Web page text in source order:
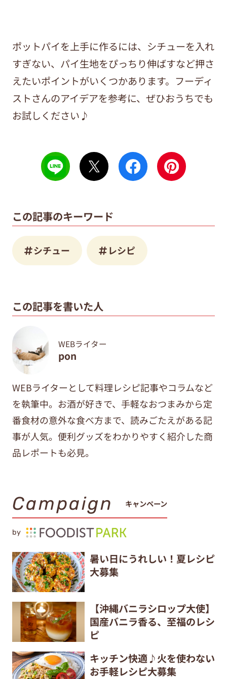
ポットパイを上手に作るには、シチューを入れ
すぎない、パイ生地をぴっちり伸ばすなど押さ
えたいポイントがいくつかあります。フーディ
ストさんのアイデアを参考に、ぜひおうちでも
お試しください♪
この記事のキーワード
シチュー レシピ
この記事を書いた人
WEBライター
pon
WEBライターとして料理レシピ記事やコラムなど
を執筆中。 お酒が好きで、手軽なおつまみから定
番食材の意外な食べ方まで、 読みごたえがある記
事が人気。便利グッズをわかりやすく紹介した商
品レポートも必見。
Campaign キャンペーン
by
暑い日にうれしい！夏レシピ
大募集
【沖縄バニラシロップ大使】
国産バニラ香る、至福のレシ
ピ
キッチン快適♪火を使わない
お手軽レシピ大募集